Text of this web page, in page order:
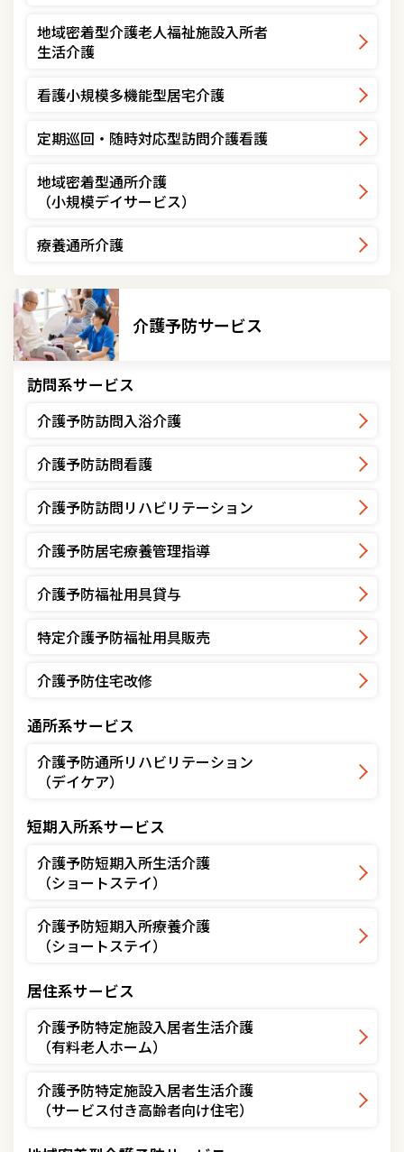
地域密着型介護老人福祉施設入所者
生活介護
看護小規模多機能型居宅介護
定期巡回・随時対応型訪問介護看護
地域密着型通所介護
（小規模デイサービス）
療養通所介護
介護予防サービス
訪問系サービス
介護予防訪問入浴介護
介護予防訪問看護
介護予防訪問リハビリテーション
介護予防居宅療養管理指導
介護予防福祉用具貸与
特定介護予防福祉用具販売
介護予防住宅改修
通所系サービス
介護予防通所リハビリテーション
（デイケア）
短期入所系サービス
介護予防短期入所生活介護
（ショートステイ）
介護予防短期入所療養介護
（ショートステイ）
居住系サービス
介護予防特定施設入居者生活介護
（有料老人ホーム）
介護予防特定施設入居者生活介護
（サービス付き高齢者向け住宅）